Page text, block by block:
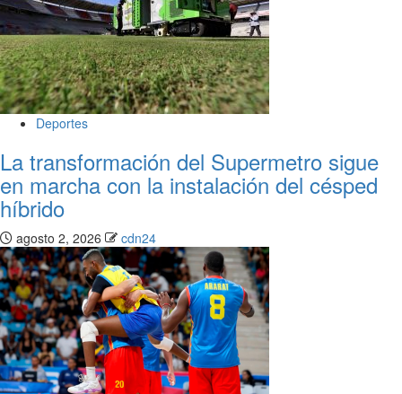
Deportes
La transformación del Supermetro sigue
en marcha con la instalación del césped
híbrido
agosto 2, 2026 cdn24